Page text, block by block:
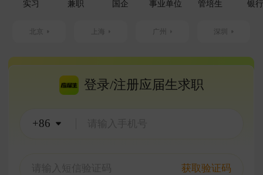
实习 兼职 国企 事业单位 管培生 银行
北京 上海 广州 深圳
登录/注册应届生求职
+86
获取验证码